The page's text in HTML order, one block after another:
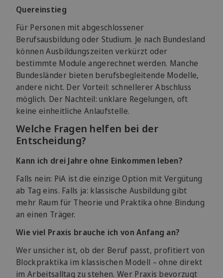
Quereinstieg
Für Personen mit abgeschlossener
Berufsausbildung oder Studium. Je nach Bundesland
können Ausbildungszeiten verkürzt oder
bestimmte Module angerechnet werden. Manche
Bundesländer bieten berufsbegleitende Modelle,
andere nicht. Der Vorteil: schnellerer Abschluss
möglich. Der Nachteil: unklare Regelungen, oft
keine einheitliche Anlaufstelle.
Welche Fragen helfen bei der
Entscheidung?
Kann ich drei Jahre ohne Einkommen leben?
Falls nein: PiA ist die einzige Option mit Vergütung
ab Tag eins. Falls ja: klassische Ausbildung gibt
mehr Raum für Theorie und Praktika ohne Bindung
an einen Träger.
Wie viel Praxis brauche ich von Anfang an?
Wer unsicher ist, ob der Beruf passt, profitiert von
Blockpraktika im klassischen Modell – ohne direkt
im Arbeitsalltag zu stehen. Wer Praxis bevorzugt